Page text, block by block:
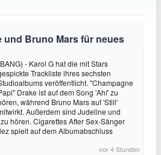
und Bruno Mars für neues
- Karol G hat die mit Stars
Trackliste ihres sechsten
veröffentlicht. "Champagne
Drake ist auf dem Song 'Ahí' zu
während Bruno Mars auf 'Still'
Außerdem sind Judeline und
hören. Cigarettes After Sex-Sänger
spielt auf dem Albumabschluss
vor 4 Stunden